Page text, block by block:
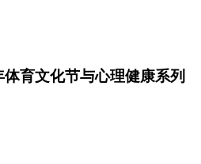
育文化节与心理健康系列